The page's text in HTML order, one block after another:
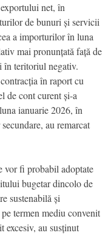
net, în
de bunuri și servicii
a importurilor în luna
mai pronunțată față de
în teritoriul negativ.
în raport cu
de cont curent și-a
ianuarie 2026, în
au remarcat
vor fi probabil adoptate
bugetar dincolo de
sustenabilă și
termen mediu convenit
excesiv, au susținut